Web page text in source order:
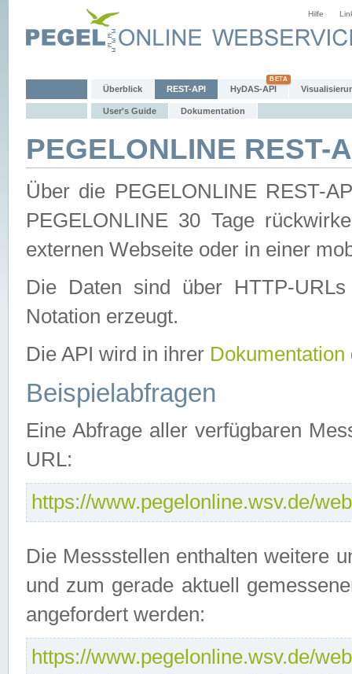
Hilfe
Überblick REST-API HyDAS-API
User's Guide Dokumentation
PEGELONLINE REST-
Über die PEGELONLINE REST-
PEGELONLINE 30 Tage
externen Webseite oder in einer
Die Daten sind über HTTP-
Notation erzeugt.
Die API wird in ihrer Dokumentation
Beispielabfragen
Eine Abfrage aller verfügbaren
URL:
https://www.pegelonline.wsv.de/
Die Messstellen enthalten weitere
und zum gerade aktuell
angefordert werden:
https://www.pegelonline.wsv.de/